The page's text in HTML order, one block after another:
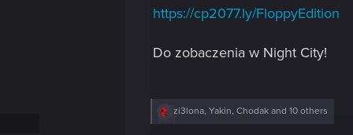
https://cp2077.ly/FloppyEdition
Do zobaczenia w Night City!
R
e
zi3lona, Yakin, Chodak and 10 others